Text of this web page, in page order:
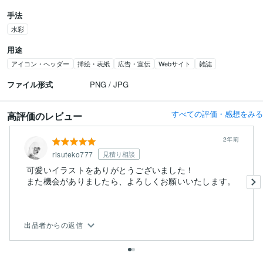
手法
水彩
用途
アイコン・ヘッダー 挿絵・表紙 広告・宣伝 Webサイト 雑誌
ファイル形式 PNG / JPG
高評価のレビュー すべての評価・感想をみる
risuteko777 見積り相談
2年前
可愛いイラストをありがとうございました！
また機会がありましたら、よろしくお願いいたします。
出品者からの返信